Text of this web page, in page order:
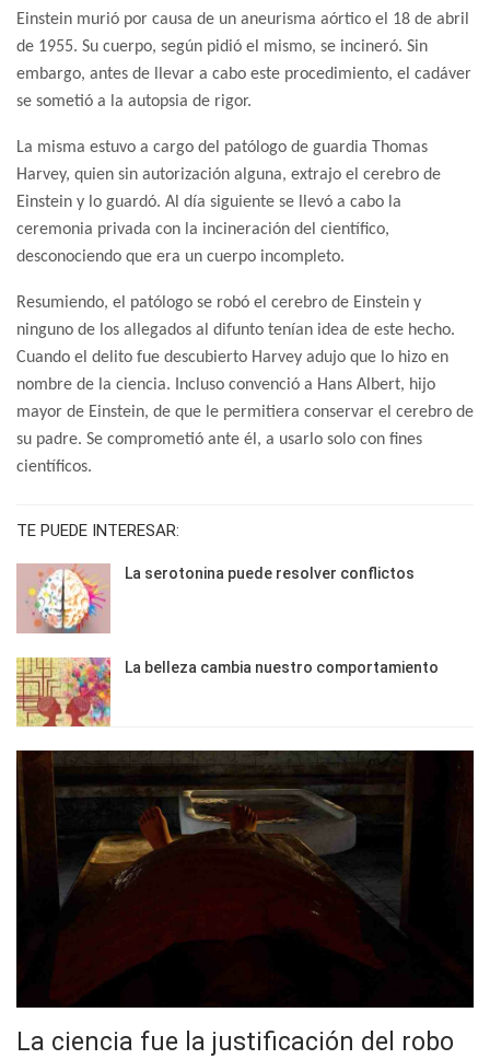
Einstein murió por causa de un aneurisma aórtico el 18 de abril
de 1955. Su cuerpo, según pidió el mismo, se incineró. Sin
embargo, antes de llevar a cabo este procedimiento, el cadáver
se sometió a la autopsia de rigor.
La misma estuvo a cargo del patólogo de guardia Thomas
Harvey, quien sin autorización alguna, extrajo el cerebro de
Einstein y lo guardó. Al día siguiente se llevó a cabo la
ceremonia privada con la incineración del científico,
desconociendo que era un cuerpo incompleto.
Resumiendo, el patólogo se robó el cerebro de Einstein y
ninguno de los allegados al difunto tenían idea de este hecho.
Cuando el delito fue descubierto Harvey adujo que lo hizo en
nombre de la ciencia. Incluso convenció a Hans Albert, hijo
mayor de Einstein, de que le permitiera conservar el cerebro de
su padre. Se comprometió ante él, a usarlo solo con fines
científicos.
TE PUEDE INTERESAR:
La serotonina puede resolver conflictos
La belleza cambia nuestro comportamiento
La ciencia fue la justificación del robo